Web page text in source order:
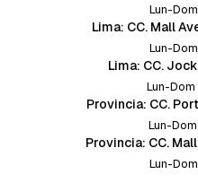
Lun-
Lima: CC. Mall
Lun-
Lima: CC.
Lun-
Provincia: CC.
Lun-
Provincia: CC.
Lun-